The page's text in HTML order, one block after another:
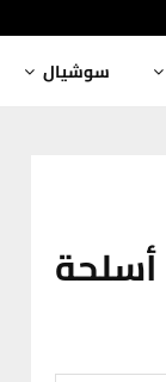
سوشيال